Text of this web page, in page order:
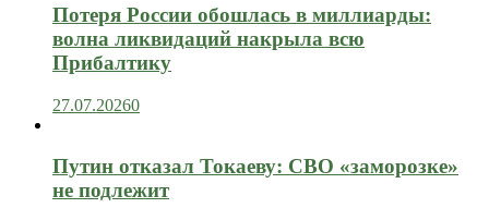
Потеря России обошлась в миллиарды:
волна ликвидаций накрыла всю
Прибалтику
27.07.20260
Путин отказал Токаеву: СВО «заморозке»
не подлежит